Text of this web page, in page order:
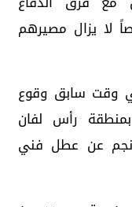
البحث عن 18 شخصاً لا يزال مصيرهم
وقت سابق وقوع
رأس لفان
نجم عن عطل فني